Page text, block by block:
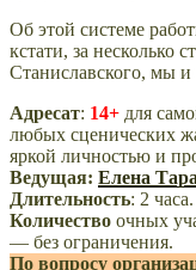
Об этой системе
кстати, за несколько
Станиславского, мы и
Адресат: 14+ для
любых сценических
яркой личностью и
Ведущая: Елена
Длительность: 2 часа.
Количество очных
— без ограничения.
По вопросу